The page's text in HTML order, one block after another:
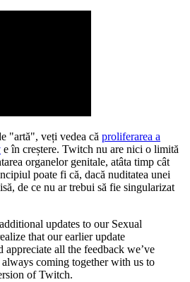
"artă", veți vedea că proliferarea a
e în creștere. Twitch nu are nici o limită
organelor genitale, atâta timp cât
poate fi că, dacă nuditatea unei
de ce nu ar trebui să fie singularizat
updates to our Sexual
that our earlier update
appreciate all the feedback we’ve
coming together with us to
of Twitch.